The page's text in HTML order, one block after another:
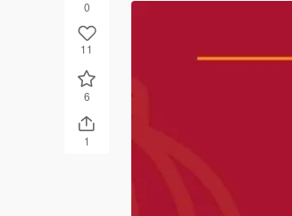
0
11
6
1